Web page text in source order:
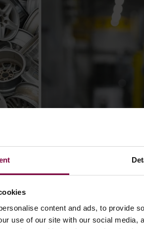
content and ads, to provide
use of our site with our social